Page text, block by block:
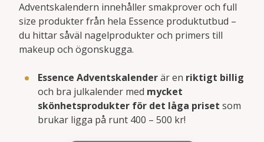
Adventskalendern innehåller smakprover och full
size produkter från hela Essence produktutbud –
du hittar såväl nagelprodukter och primers till
makeup och ögonskugga.
Essence Adventskalenderär en riktigt billig
och bra julkalender med mycket
skönhetsprodukter för det låga priset som
brukar ligga på runt 400 – 500 kr!